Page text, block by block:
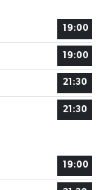
19:00
19:00
21:30
21:30
19:00